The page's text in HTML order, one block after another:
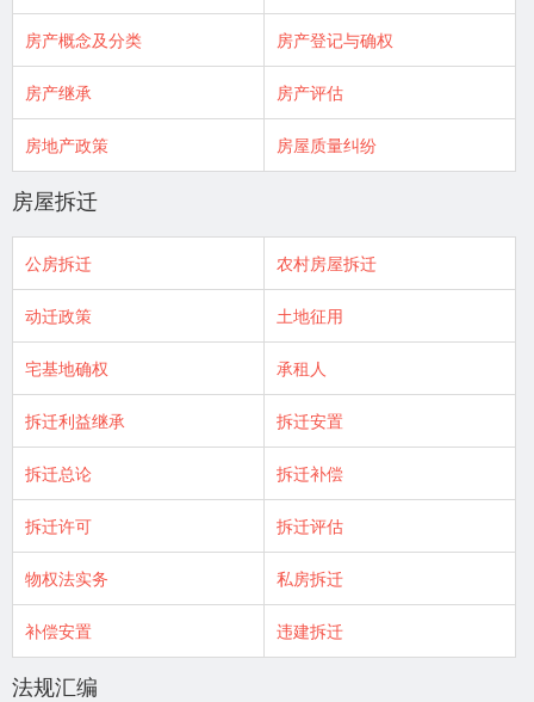
房产概念及分类 房产登记与确权
房产继承 房产评估
房地产政策 房屋质量纠纷
房屋拆迁
公房拆迁 农村房屋拆迁
动迁政策 土地征用
宅基地确权 承租人
拆迁利益继承 拆迁安置
拆迁总论 拆迁补偿
拆迁许可 拆迁评估
物权法实务 私房拆迁
补偿安置 违建拆迁
法规汇编